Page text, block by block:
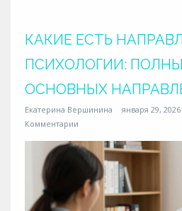
КАКИЕ ЕСТЬ
ПСИХОЛОГИИ:
ОСНОВНЫХ
Екатерина Вершинина января 29, 2026
Комментарии